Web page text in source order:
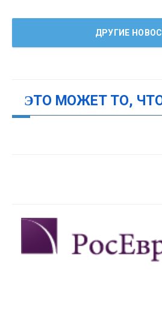
ДРУГИЕ
ЭТО МОЖЕТ ТО,